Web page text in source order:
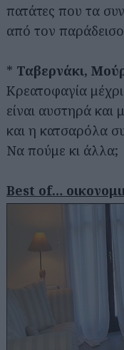
πατάτες που τα
από τον
* Ταβερνάκι,
Κρεατοφαγία
είναι αυστηρά και
και η κατσαρόλα
Να πούμε κι άλλα;
Best of…